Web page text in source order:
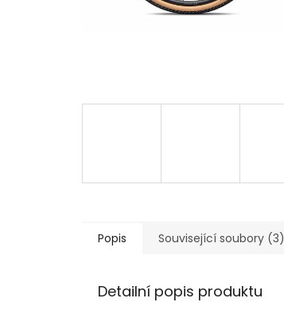
Popis Související soubory (3)
Detailní popis produktu